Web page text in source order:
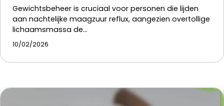
Gewichtsbeheer is cruciaal voor personen die lijden
aan nachtelijke maagzuur reflux, aangezien overtollige
lichaamsmassa de…
10/02/2026